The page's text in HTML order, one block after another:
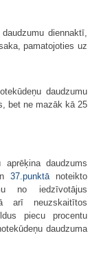
diennaktī,
pamatojoties uz
daudzumu
bet ne mazāk kā 25
daudzums
37.punktā noteikto
no iedzīvotājus
arī neuzskaitītos
piecu procentu
daudzuma